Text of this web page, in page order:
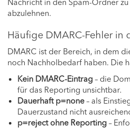
Nachricht in den Spam-Ordner
abzulehnen.
Häufige DMARC-Fehler in
DMARC ist der Bereich, in dem
noch Nachholbedarf haben. Die
Kein DMARC-Eintrag – die
für das Reporting unsichtbar.
Dauerhaft p=none – als
Dauerzustand nicht
p=reject ohne Reporting –